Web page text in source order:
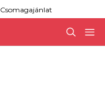
Csomagajánlat